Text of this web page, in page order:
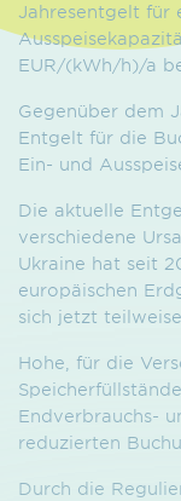
Jahresentgelt für
EUR/(kWh/h)/a
Gegenüber dem
Entgelt für die
Ein- und
Die aktuelle
verschiedene
Ukraine hat seit
europäischen
sich jetzt
Hohe, für die
Endverbrauchs-
reduzierten
Durch die